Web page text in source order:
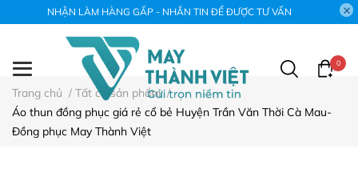
NHẬN LÀM HÀNG GẤP - NHẮN TIN ĐỂ ĐƯỢC TƯ VẤN
0
Trang chủ / Tất cả sản phẩm /
Áo thun đồng phục giá rẻ cổ bẻ Huyện Trần Văn Thời Cà Mau-
Đồng phục May Thành Việt